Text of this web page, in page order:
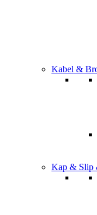
Kabel &
Kap & Slip